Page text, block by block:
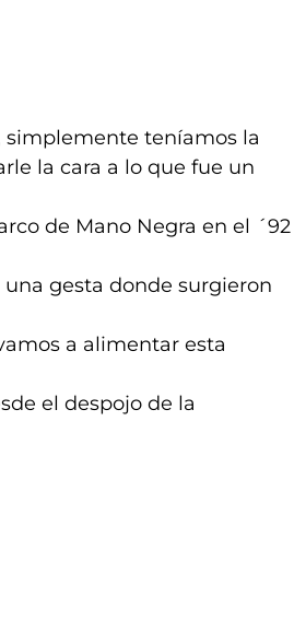
simplemente teníamos la
la cara a lo que fue un
de Mano Negra en el ´92
gesta donde surgieron
a alimentar esta
el despojo de la